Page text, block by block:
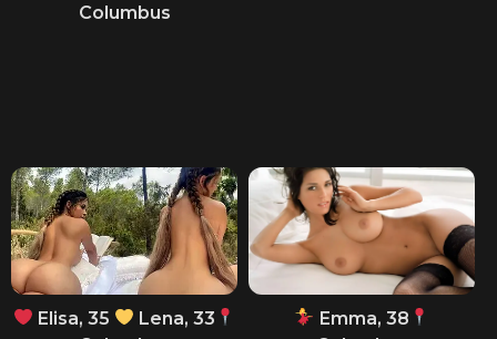
Columbus
Elisa, 35
Lena, 33
Emma, 38